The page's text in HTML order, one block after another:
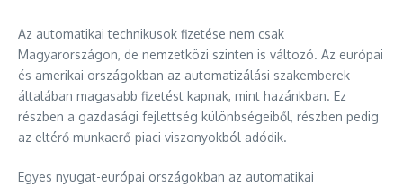
Az automatikai technikusok fizetése nem csak
Magyarországon, de nemzetközi szinten is változó. Az európai
és amerikai országokban az automatizálási szakemberek
általában magasabb fizetést kapnak, mint hazánkban. Ez
részben a gazdasági fejlettség különbségeiből, részben pedig
az eltérő munkaerő-piaci viszonyokból adódik.
Egyes nyugat-európai országokban az automatikai